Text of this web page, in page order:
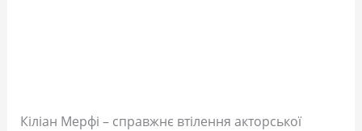
Кіліан Мерфі – справжнє втілення акторської